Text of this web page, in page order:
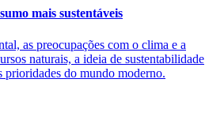
mais sustentáveis
as preocupações com o clima e a
naturais, a ideia de sustentabilidade
prioridades do mundo moderno.